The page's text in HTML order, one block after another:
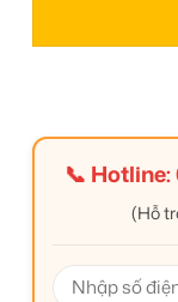
📞 Hotline:
(Hỗ